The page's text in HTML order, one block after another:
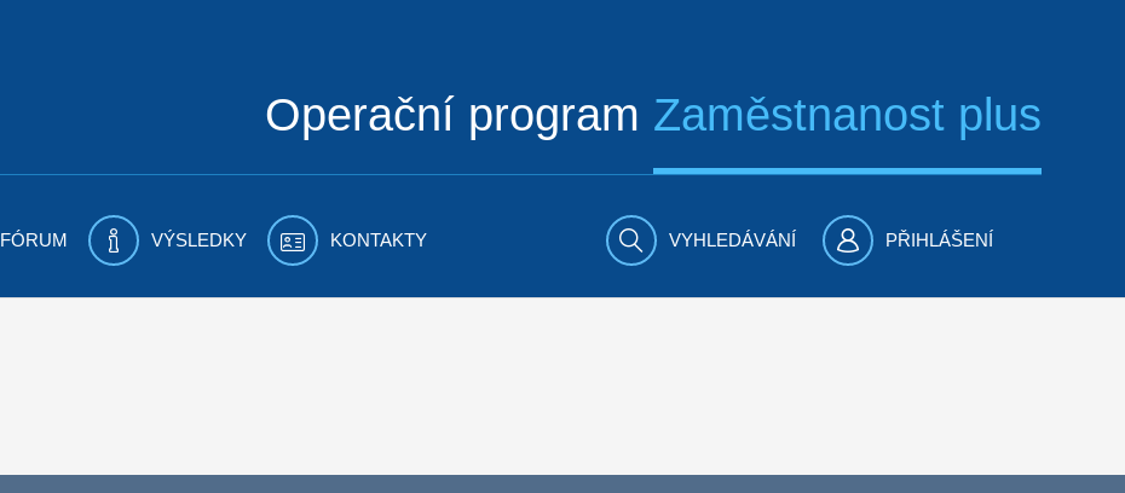
Operační program Zaměstnanost plus
FÓRUM VÝSLEDKY KONTAKTY VYHLEDÁVÁNÍ PŘIHLÁŠENÍ